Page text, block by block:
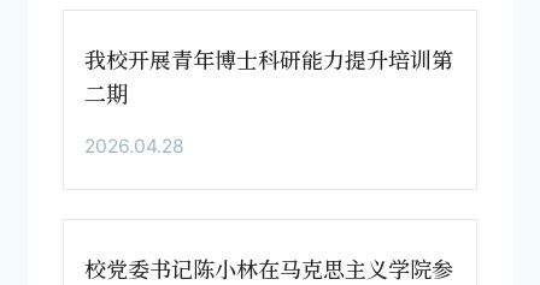
我校开展青年博士科研能力提升培训第
二期
2026.04.28
校党委书记陈小林在马克思主义学院参